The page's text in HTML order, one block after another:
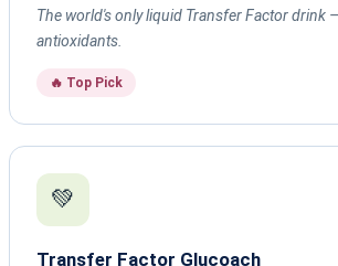
The world's only liquid Transfer Factor drink
antioxidants.
🔥 Top Pick
💚
Transfer Factor Glucoach